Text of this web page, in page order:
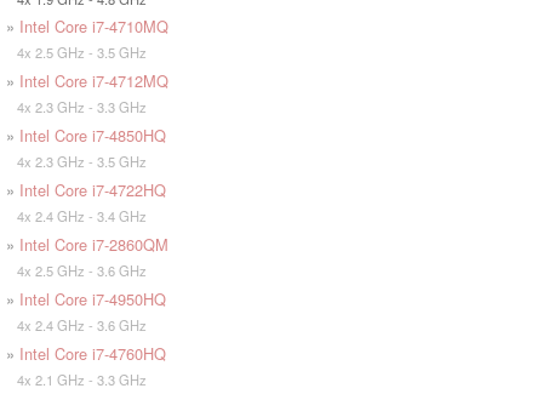
» Intel Core i7-4710MQ
4x 2.5 GHz - 3.5 GHz
» Intel Core i7-4712MQ
4x 2.3 GHz - 3.3 GHz
» Intel Core i7-4850HQ
4x 2.3 GHz - 3.5 GHz
» Intel Core i7-4722HQ
4x 2.4 GHz - 3.4 GHz
» Intel Core i7-2860QM
4x 2.5 GHz - 3.6 GHz
» Intel Core i7-4950HQ
4x 2.4 GHz - 3.6 GHz
» Intel Core i7-4760HQ
4x 2.1 GHz - 3.3 GHz